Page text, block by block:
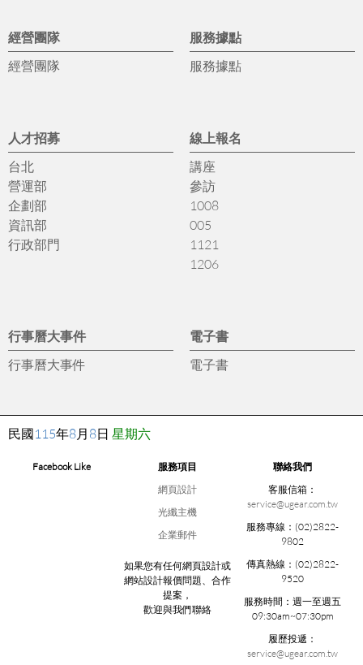
經營團隊
經營團隊
服務據點
服務據點
人才招募
台北
營運部
企劃部
資訊部
行政部門
線上報名
講座
參訪
1008
005
1121
1206
行事曆大事件
行事曆大事件
電子書
電子書
民國115年8月 8日 星期六
Facebook Like
服務項目
網頁設計
光纖主機
企業郵件
如果您有任何網頁設計或
網站設計報價問題、合作
提案，
歡迎與我們聯絡
聯絡我們
客服信箱：
service@ugear.com.tw
服務專線： (02)2822-
9802
傳真熱線： (02)2822-
9520
服務時間：週一至週五
09:30am~07:30pm
履歷投遞：
service@ugear.com.tw